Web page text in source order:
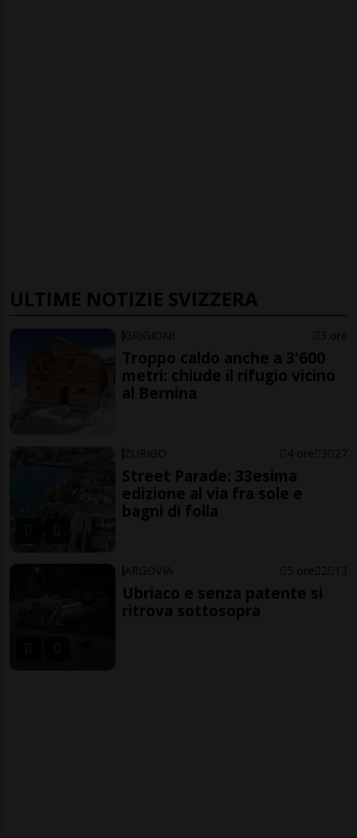
ULTIME NOTIZIE SVIZZERA
GRIGIONI 3 ore
Troppo caldo anche a 3'600
metri: chiude il rifugio vicino
al Bernina
ZURIGO 4 ore 3 27
Street Parade: 33esima
edizione al via fra sole e
bagni di folla
ARGOVIA 5 ore 2 13
Ubriaco e senza patente si
ritrova sottosopra